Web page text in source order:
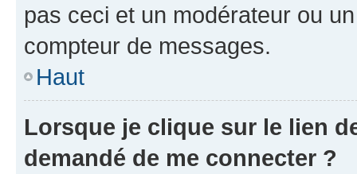
pas ceci et un modérateur ou
compteur de messages.
Haut
Lorsque je clique sur le lien
demandé de me connecter ?